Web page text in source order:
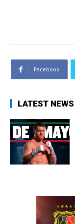
Facebook
LATEST NEWS